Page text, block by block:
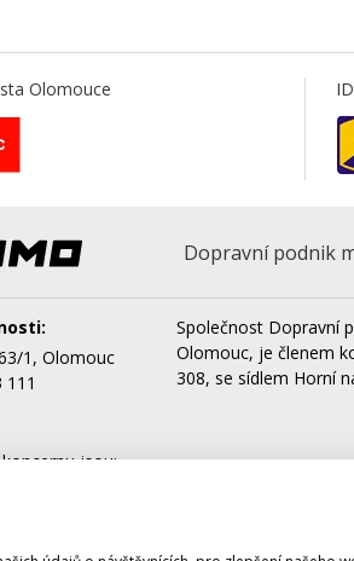
Olomouce
Dopravní podnik
1, Olomouc
111
Společnost Dopravní
Olomouc, je členem
308, se sídlem Horní
jsou:
Olomouc, a.s.